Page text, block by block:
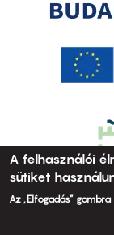
A felhasználói
sütiket
Az „Elfogadás”